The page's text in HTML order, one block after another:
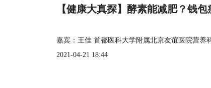
【健康大真探】酵素能减肥？钱
嘉宾：王佳 首都医科大学附属北京友谊医院营养
2021-04-21 18:44